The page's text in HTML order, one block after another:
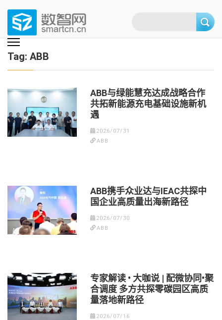
content
(Press
enter)
数智网
智能家居第一资讯门户 | 智能家居系统，智能家居产品，智能家居解决方
Tag: ABB
ABB与绿能慧充达成战略合作
共拓新能源充电基础设施新机
遇
2026/07/31
ABB
ABB携手众业达与IEAC共探中
国企业高质量出海新路径
2026/07/30
ABB
专家解读 • 大咖说 | 配微协同•聚
合调度 多方共探零碳园区高质
量落地新路径
2026/07/16